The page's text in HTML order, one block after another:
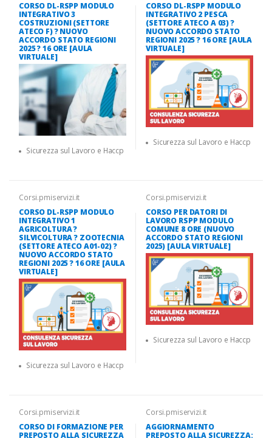
CORSO DL-RSPP MODULO
INTEGRATIVO 3
COSTRUZIONI (SETTORE
ATECO F) ? NUOVO
ACCORDO STATO REGIONI
2025 ? 16 ORE [AULA
VIRTUALE]
Sicurezza sul Lavoro e Haccp
CORSO DL-RSPP MODULO
INTEGRATIVO 2 PESCA
(SETTORE ATECO A 03) ?
NUOVO ACCORDO STATO
REGIONI 2025 ? 16 ORE [AULA
VIRTUALE]
Sicurezza sul Lavoro e Haccp
Corsi.pmiservizi.it
CORSO DL-RSPP MODULO
INTEGRATIVO 1
AGRICOLTURA ?
SILVICOLTURA ? ZOOTECNIA
(SETTORE ATECO A01-02) ?
NUOVO ACCORDO STATO
REGIONI 2025 ? 16 ORE [AULA
VIRTUALE]
Sicurezza sul Lavoro e Haccp
Corsi.pmiservizi.it
CORSO PER DATORI DI
LAVORO RSPP MODULO
COMUNE 8 ORE (NUOVO
ACCORDO STATO REGIONI
2025) [AULA VIRTUALE]
Sicurezza sul Lavoro e Haccp
Corsi.pmiservizi.it
CORSO DI FORMAZIONE PER
PREPOSTO ALLA SICUREZZA
Corsi.pmiservizi.it
AGGIORNAMENTO
PREPOSTO ALLA SICUREZZA: